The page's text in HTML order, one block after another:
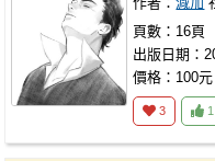
頁數：16頁
出版日期：
價格：100元
3 1